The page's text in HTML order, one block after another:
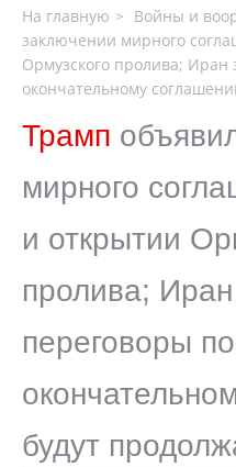
На главную Войны и
заключении мирного
Ормузского пролива; Иран
окончательному
Трамп
мирного
и открытии
пролива;
переговоры по
будут